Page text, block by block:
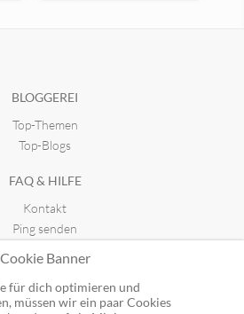
los
BLOGGEREI
Top-Themen
Top-Blogs
FAQ & HILFE
Kontakt
Ping senden
GUTSCHEINE
Cookie Banner
für dich optimieren und
müssen wir ein paar Cookies